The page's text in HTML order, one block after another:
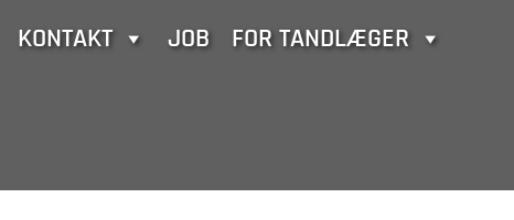
KONTAKT JOB FOR TANDLÆGER